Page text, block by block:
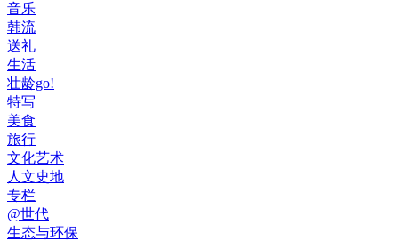
音乐
韩流
送礼
生活
壮龄go!
特写
美食
旅行
文化艺术
人文史地
专栏
@世代
生态与环保